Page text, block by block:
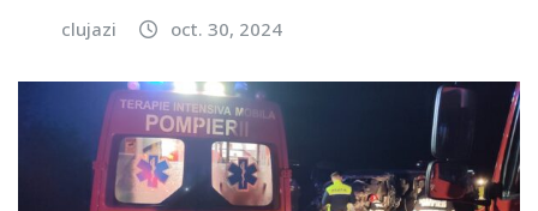
clujazi oct. 30, 2024